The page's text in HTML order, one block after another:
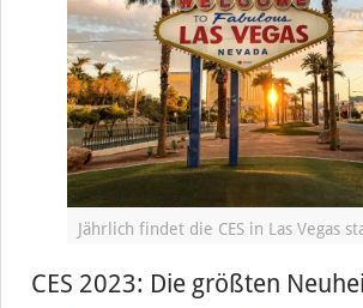
Jährlich findet die CES in Las Vegas
CES 2023: Die größten